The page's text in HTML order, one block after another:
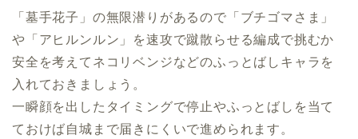
「墓手花子」の無限潜りがあるので「ブチゴマさま」
や「アヒルンルン」を速攻で蹴散らせる編成で挑むか
安全を考えてネコリベンジなどのふっとばしキャラを
入れておきましょう。
一瞬顔を出したタイミングで停止やふっとばしを当て
ておけば自城まで届きにくいで進められます。